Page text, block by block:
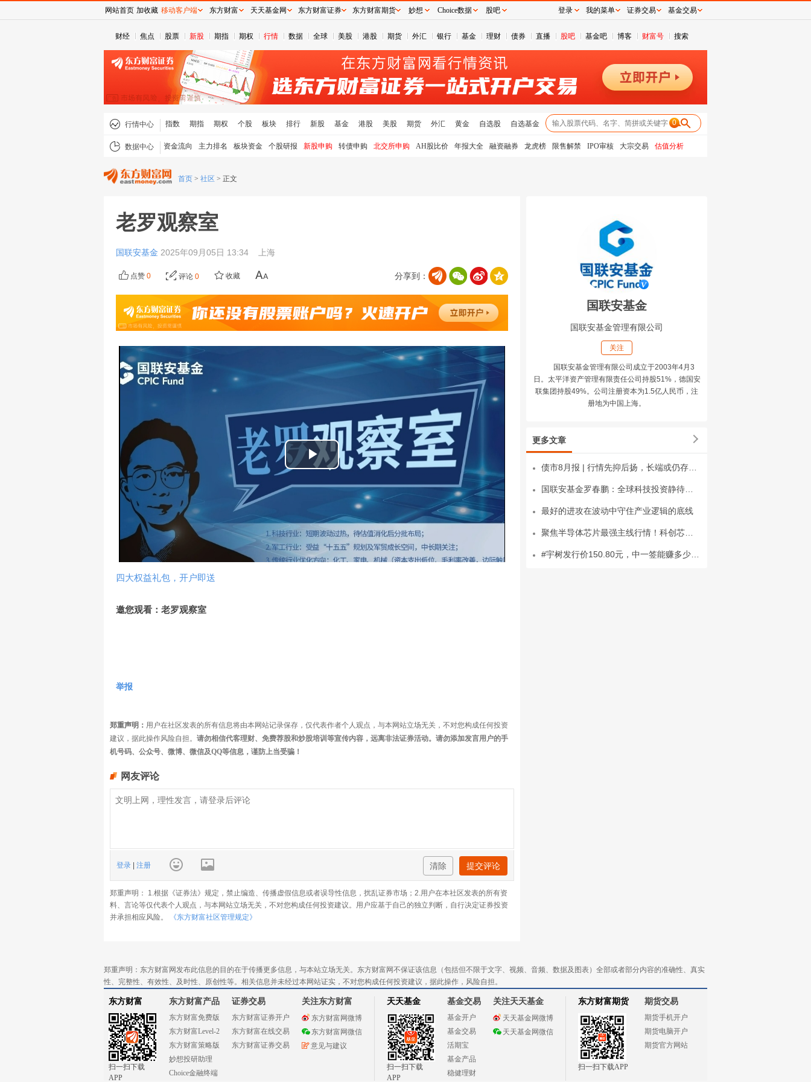
财经 焦点 股票 新股 期指 期权 行情 数据 全球 美股 港股 期货 外汇 银行 基金 理财 债券 直播 股吧 基金吧 博客 财富号 搜索
行情中心 指数 期指 期权 个股 板块 排行 新股 基金 港股 美股 期货 外汇 黄金 自选股 自选基金 0
数据中心 资金流向 主力排名 板块资金 个股研报 新股申购 转债申购 北交所申购 AH股比价 年报大全 融资融券 龙虎榜 限售解禁 IPO审核 大宗交易 估值分析
首页 > 社区 > 正文
老罗观察室
国联安基金 2025年09月05日 13:34 上海
分享到：
点赞 0 评论 0 收藏
播
视
频
四大权益礼包，开户即送
邀您观看：老罗观察室
举报
郑重声明： 用户在社区发表的所有信息将由本网站记录保存，仅代表作者个人观点，与本网站立场无关，不对您构成任何投资
建议，据此操作风险自担。 请勿相信代客理财、免费荐股和炒股培训等宣传内容，远离非法证券活动。请勿添加发言用户的手
机号码、公众号、微博、微信及QQ等信息，谨防上当受骗！
网友评论
登录 注册 清除 提交评论
郑重声明： 1.根据《证券法》规定，禁止编造、传播虚假信息或者误导性信息，扰乱证券市场；2.用户在本社区发表的所有资
料、言论等仅代表个人观点，与本网站立场无关，不对您构成任何投资建议。用户应基于自己的独立判断，自行决定证券投资
并承担相应风险。
《东方财富社区管理规定》
国联安基金
国联安基金管理有限公司
关注
国联安基金管理有限公司成立于2003年4月3
日。太平洋资产管理有限责任公司持股51%，德国安
联集团持股49%。公司注册资本为1.5亿人民币，注
册地为中国上海。
更多文章
最好的进攻在波动中守住产业逻辑的底线
郑重声明：东方财富网发布此信息的目的在于传播更多信息，与本站立场无关。东方财富网不保证该信息（包括但不限于文字、视频、音频、数据及图表）全部或者部分内容的准确性、真实
性、完整性、有效性、及时性、原创性等。相关信息并未经过本网站证实，不对您构成任何投资建议，据此操作，风险自担。
东方财富
扫一扫下载
APP
东方财富产品
东方财富免费版
东方财富Level-2
东方财富策略版
妙想投研助理
Choice金融终端
证券交易
东方财富证券开户
东方财富在线交易
东方财富证券交易
关注东方财富
东方财富网微博
东方财富网微信
意见与建议
天天基金
扫一扫下载
APP
基金交易
基金开户
基金交易
活期宝
基金产品
稳健理财
关注天天基金
天天基金网微博
天天基金网微信
东方财富期货
扫一扫下载APP
期货交易
期货手机开户
期货电脑开户
期货官方网站
网站首页 加收藏 移动客户端 东方财富 天天基金网 东方财富证券 东方财富期货 妙想 Choice数据 股吧 登录 我的菜单 证券交易 基金交易